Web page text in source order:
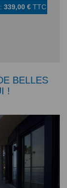
:339,00 € TTC
BELLES
!